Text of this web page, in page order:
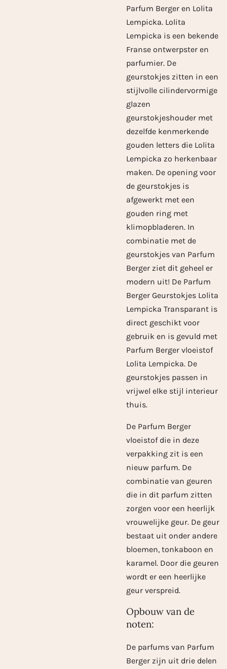
Parfum Berger en Lolita
Lempicka. Lolita
Lempicka is een bekende
Franse ontwerpster en
parfumier. De
geurstokjes zitten in een
stijlvolle cilindervormige
glazen
geurstokjeshouder met
dezelfde kenmerkende
gouden letters die Lolita
Lempicka zo herkenbaar
maken. De opening voor
de geurstokjes is
afgewerkt met een
gouden ring met
klimopbladeren. In
combinatie met de
geurstokjes van Parfum
Berger ziet dit geheel er
modern uit! De Parfum
Berger Geurstokjes Lolita
Lempicka Transparant is
direct geschikt voor
gebruik en is gevuld met
Parfum Berger vloeistof
Lolita Lempicka. De
geurstokjes passen in
vrijwel elke stijl interieur
thuis.
De Parfum Berger
vloeistof die in deze
verpakking zit is een
nieuw parfum. De
combinatie van geuren
die in dit parfum zitten
zorgen voor een heerlijk
vrouwelijke geur. De geur
bestaat uit onder andere
bloemen, tonkaboon en
karamel. Door die geuren
wordt er een heerlijke
geur verspreid.
Opbouw van de
noten:
De parfums van Parfum
Berger zijn uit drie delen